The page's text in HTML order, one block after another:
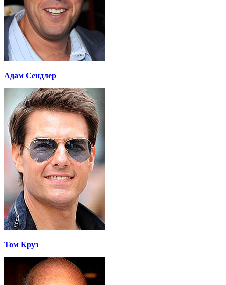
Адам Сендлер
Том Круз